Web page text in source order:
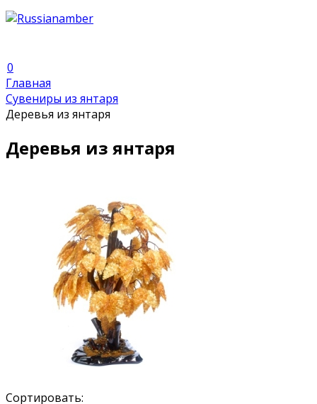
0
Главная
Сувениры из янтаря
Деревья из янтаря
Деревья из янтаря
Сортировать: